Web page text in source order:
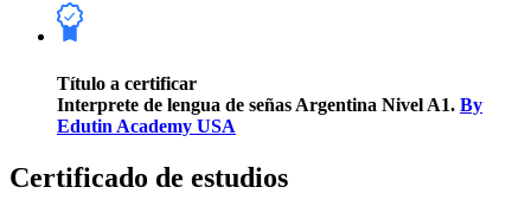
Título a certificar
Interprete de lengua de señas Argentina Nivel A1. By
Edutin Academy USA
Certificado de estudios